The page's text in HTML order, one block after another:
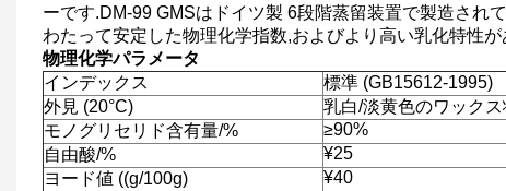
ーです.DM-99 GMSはドイツ製 6段階蒸留装置で製造され
わたって安定した物理化学指数,およびより高い乳化特性が
物理化学パラメータ
インデックス
標準 (GB15612-1995)
外見 (20°C)
乳白/淡黄色のワック
モノグリセリド含有量/%
≥90%
自由酸/%
¥25
ヨード値 ((g/100g)
¥40